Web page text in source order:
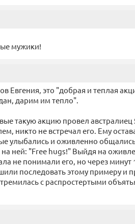
мужики!
Евгения, это "добрая и теплая
дарим им тепло".
такую акцию провел
никто не встречал его. Ему
улыбались и оживленно
ней: "Free hugs!" Выйдя на
не понимали его, но через
последовать этому примеру и
с распростертыми